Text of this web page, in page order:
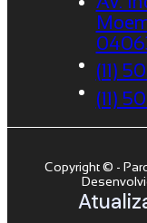
(11)
(11)
Copyright © -